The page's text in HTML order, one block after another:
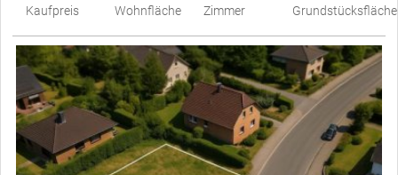
Kaufpreis
Wohnfläche
Zimmer
Grundstücksfläche